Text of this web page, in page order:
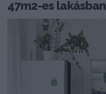
47m2-es lakásban